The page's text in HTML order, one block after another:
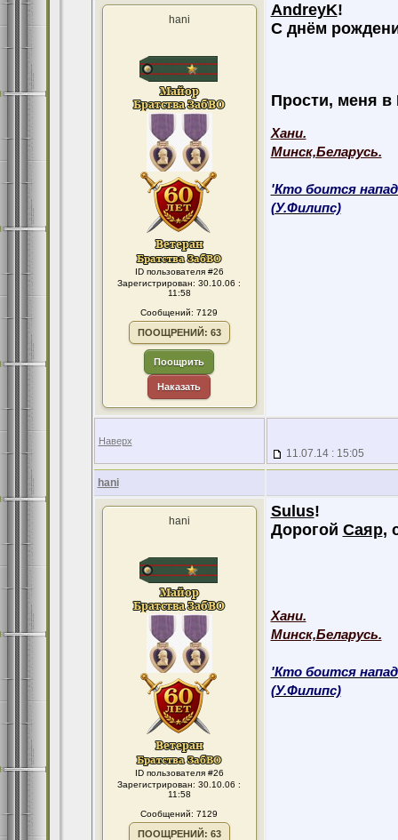
hani
ID пользователя #26
Зарегистрирован: 30.10.06 :
11:58
Сообщений: 7129
ПООЩРЕНИЙ: 63
Поощрить
Наказать
AndreyK!
С днём
Прости, меня в
Хани.
Минск,Беларусь.
'Кто боится
(У.Филипс)
Наверх
11.07.14 : 15:05
hani
hani
ID пользователя #26
Зарегистрирован: 30.10.06 :
11:58
Сообщений: 7129
ПООЩРЕНИЙ: 63
Sulus!
Дорогой Саяр,
Хани.
Минск,Беларусь.
'Кто боится
(У.Филипс)